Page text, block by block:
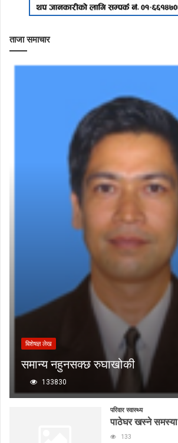
ताजा समाचार
बिशेषज्ञ लेख
समान्य नहुनसक्छ रुघाखोकी
133830
परिवार स्वास्थ्य
पाठेघर खस्ने समस्या
133